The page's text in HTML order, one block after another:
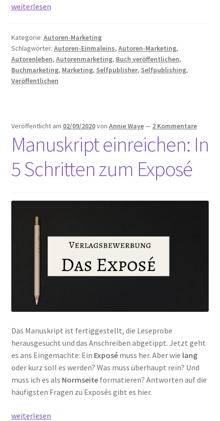
Buchmarketing-
Autoren
weiterlesen
Kategorie: Autoren-Marketing
Schlagwörter: Autoren-Einmaleins, Autoren-Marketing,
Autorenleben, Autorenmarketing, Buch veröffentlichen,
Buchmarketing, Marketing, Selfpublisher, Selfpublishing,
Veröffentlichen
Veröffentlicht am 02/09/2020von Annie Waye— 2 Kommentare
Manuskript einreichen: In
5 Schritten zum Exposé
Das Manuskript ist fertiggestellt, die Leseprobe
herausgesucht und das Anschreiben abgetippt. Jetzt geht
es ans Eingemachte: Ein Exposé muss her. Aber wie lang
oder kurz soll es werden? Was muss überhaupt rein? Und
muss ich es als Normseite formatieren? Antworten auf die
häufigsten Fragen zu Exposés gibt es hier.
Manuskript
weiterlesen